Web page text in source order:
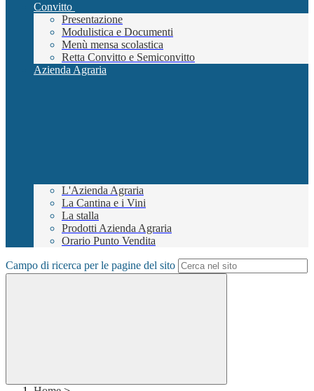
Convitto
Presentazione
Modulistica e Documenti
Menù mensa scolastica
Retta Convitto e Semiconvitto
Azienda Agraria
L'Azienda Agraria
La Cantina e i Vini
La stalla
Prodotti Azienda Agraria
Orario Punto Vendita
Campo di ricerca per le pagine del sito